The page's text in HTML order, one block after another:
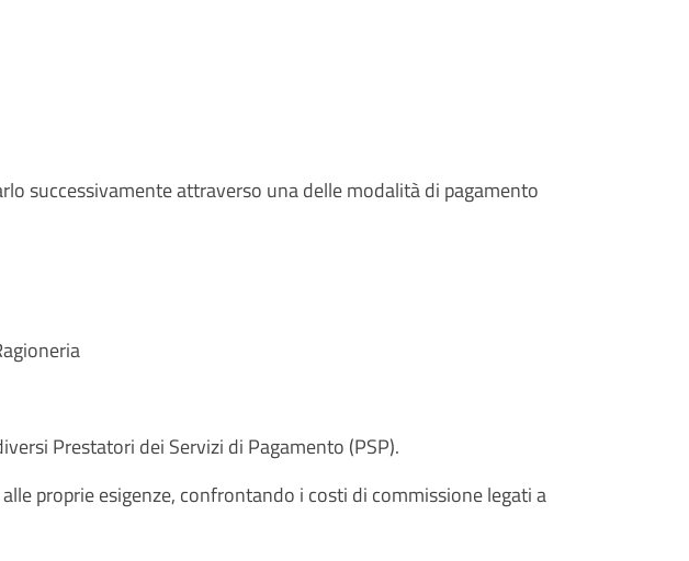
successivamente attraverso una delle modalità di pagamento
Prestatori dei Servizi di Pagamento (PSP).
proprie esigenze, confrontando i costi di commissione legati a